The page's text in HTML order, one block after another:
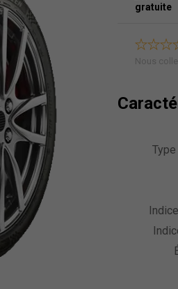
gratuite
Nous